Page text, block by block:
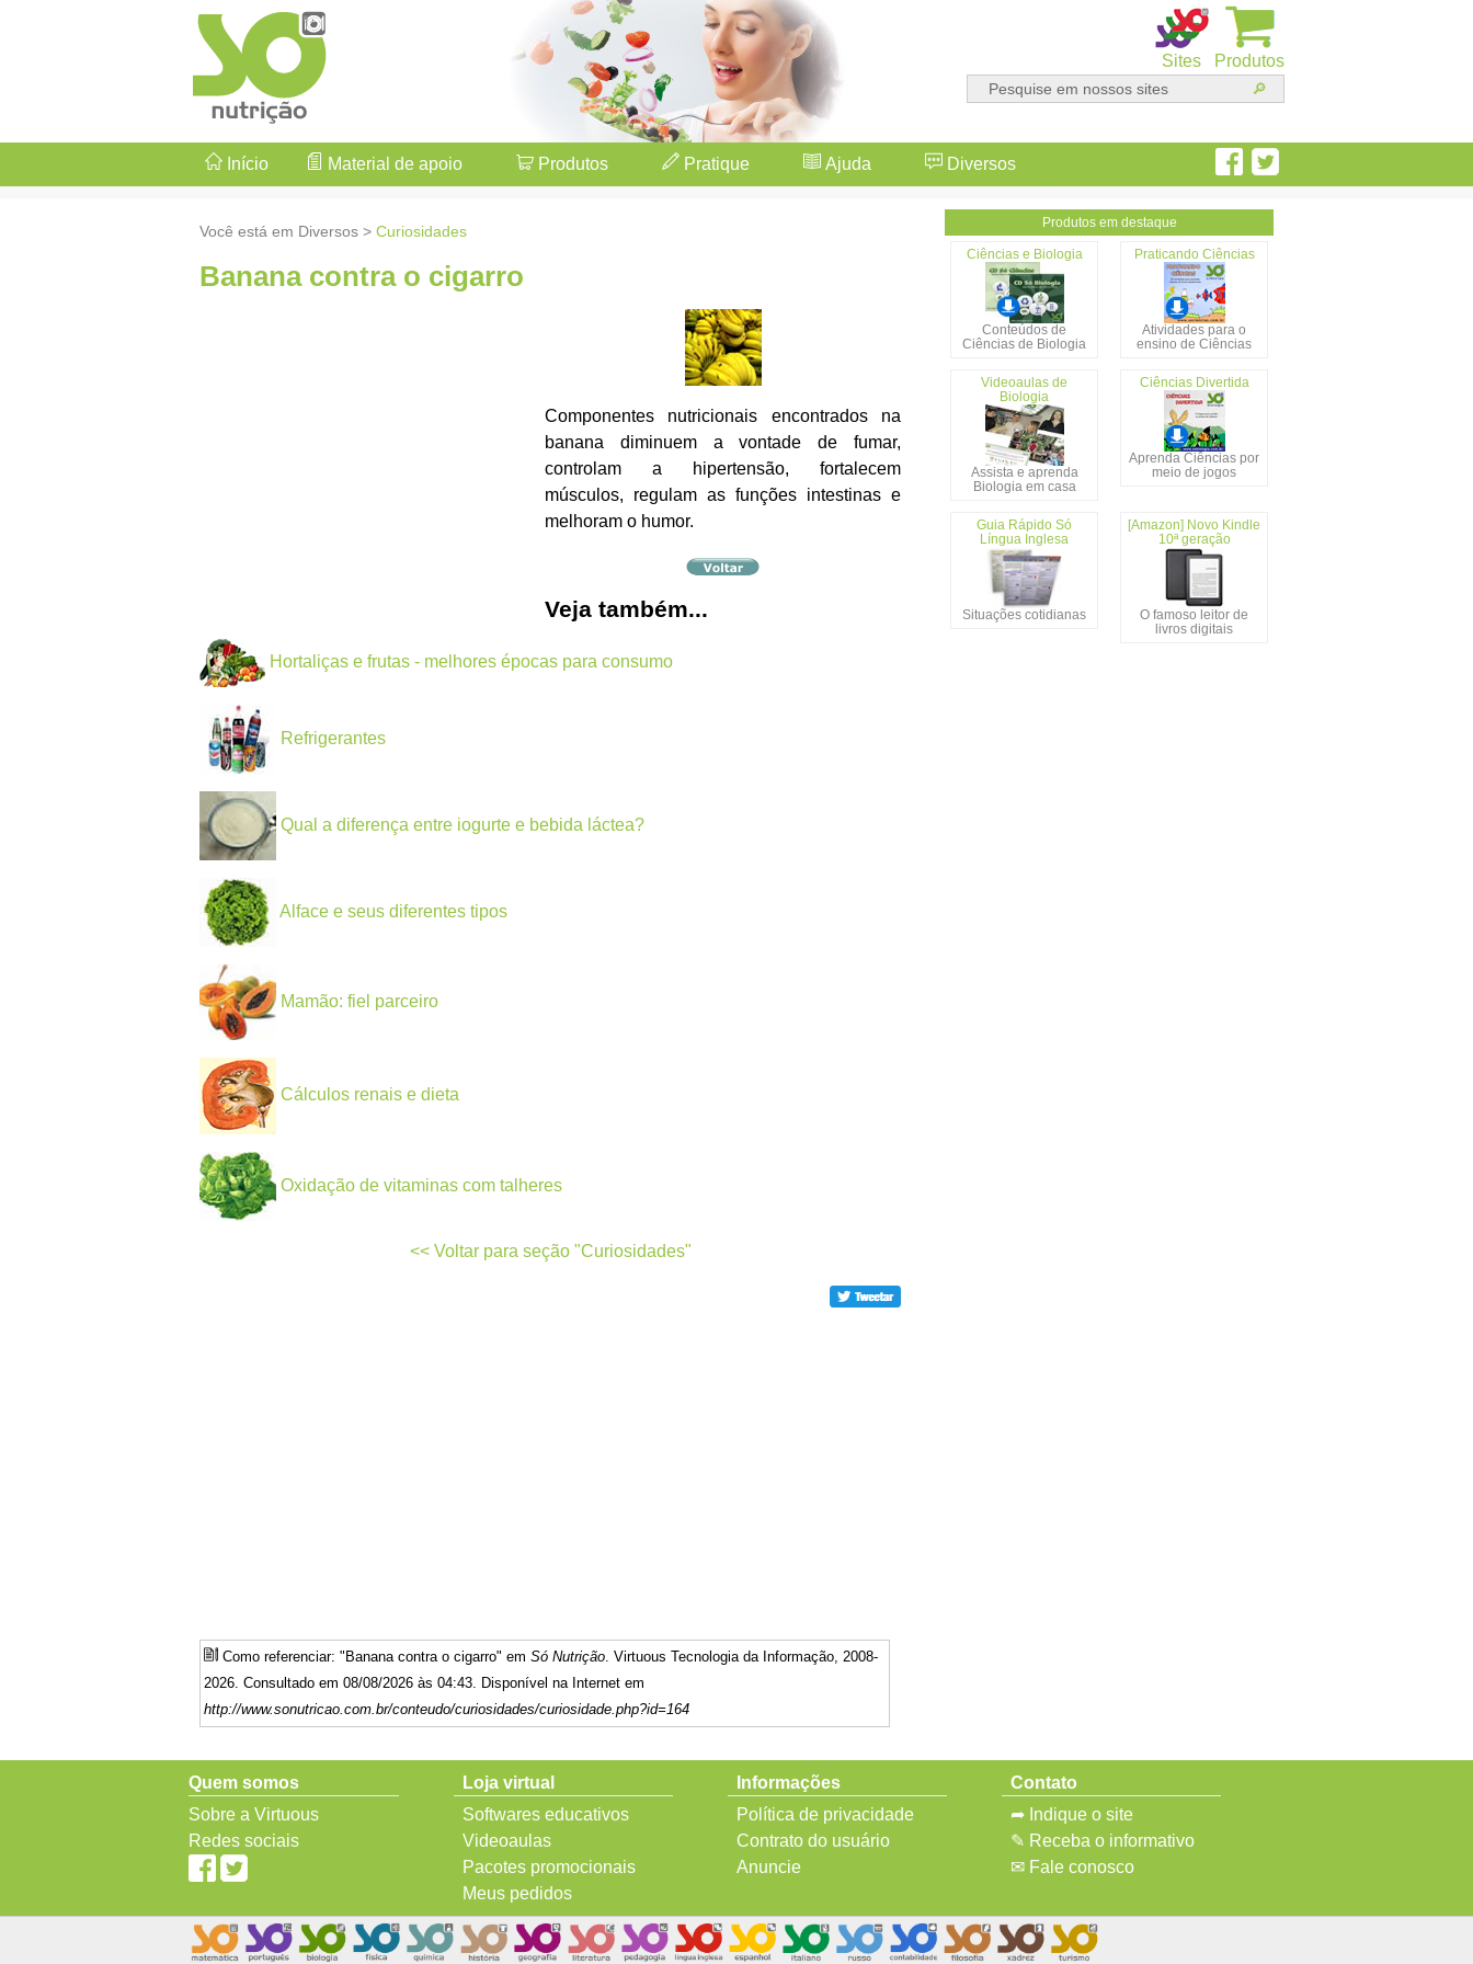
Produtos
Sites
Início Material de apoio Produtos Pratique Ajuda Diversos
Você está em Diversos > Curiosidades
Banana contra o cigarro
Componentes nutricionais encontrados na
banana diminuem a vontade de fumar,
controlam a hipertensão, fortalecem
músculos, regulam as funções intestinas e
melhoram o humor.
Veja também...
Hortaliças e frutas - melhores épocas para consumo
Refrigerantes
Qual a diferença entre iogurte e bebida láctea?
Alface e seus diferentes tipos
Mamão: fiel parceiro
Cálculos renais e dieta
Oxidação de vitaminas com talheres
<< Voltar para seção "Curiosidades"
Como referenciar: "Banana contra o cigarro" em Só Nutrição . Virtuous Tecnologia da Informação, 2008-
2026. Consultado em 08/08/2026 às 04:43. Disponível na Internet em
http://www.sonutricao.com.br/conteudo/curiosidades/curiosidade.php?id=164
Produtos em destaque
Ciências e Biologia
Conteúdos de
Ciências de Biologia
Praticando Ciências
Atividades para o
ensino de Ciências
Videoaulas de
Biologia
Assista e aprenda
Biologia em casa
Ciências Divertida
Aprenda Ciências por
meio de jogos
Guia Rápido Só
Língua Inglesa
Situações cotidianas
[Amazon] Novo Kindle
10ª geração
O famoso leitor de
livros digitais
Quem somos
Sobre a Virtuous
Redes sociais
Loja virtual
Softwares educativos
Videoaulas
Pacotes promocionais
Meus pedidos
Informações
Política de privacidade
Contrato do usuário
Anuncie
Contato
➦ Indique o site
✎ Receba o informativo
✉ Fale conosco